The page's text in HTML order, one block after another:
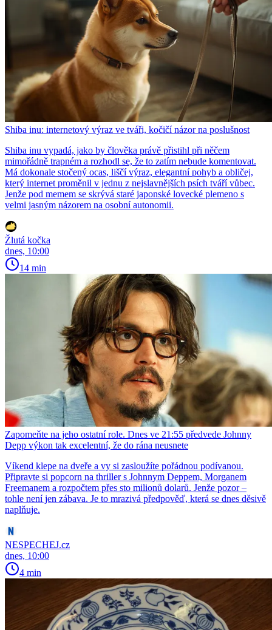
Shiba inu: internetový výraz ve tváři, kočičí názor na poslušnost
Shiba inu vypadá, jako by člověka právě přistihl při něčem
mimořádně trapném a rozhodl se, že to zatím nebude komentovat.
Má dokonale stočený ocas, liščí výraz, elegantní pohyb a obličej,
který internet proměnil v jednu z nejslavnějších psích tváří vůbec.
Jenže pod memem se skrývá staré japonské lovecké plemeno s
velmi jasným názorem na osobní autonomii.
Žlutá kočka
dnes, 10:00
14 min
Zapomeňte na jeho ostatní role. Dnes ve 21:55 předvede Johnny
Depp výkon tak excelentní, že do rána neusnete
Víkend klepe na dveře a vy si zasloužíte pořádnou podívanou.
Připravte si popcorn na thriller s Johnnym Deppem, Morganem
Freemanem a rozpočtem přes sto milionů dolarů. Jenže pozor –
tohle není jen zábava. Je to mrazivá předpověď, která se dnes děsivě
naplňuje.
NESPECHEJ.cz
dnes, 10:00
4 min